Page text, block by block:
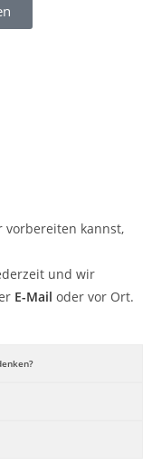
vorbereiten kannst,
und wir
E-Mail oder vor Ort.